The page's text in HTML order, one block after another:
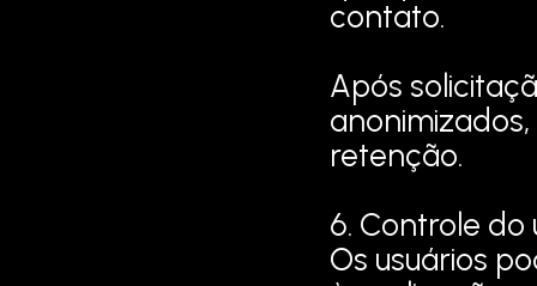
contato.
Após
retenção.
6. Controle do
Os usuários